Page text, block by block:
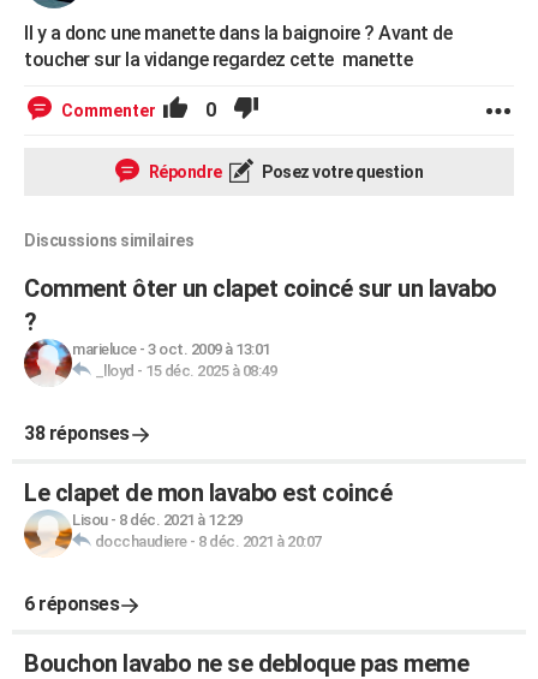
Il y a donc une manette dans la baignoire ? Avant de
toucher sur la vidange regardez cette manette
Commenter 0
Répondre Posez votre question
Discussions similaires
Comment ôter un clapet coincé sur un lavabo
?
marieluce- 3 oct. 2009 à 13:01
_lloyd - 15 déc. 2025 à 08:49
38 réponses
Le clapet de mon lavabo est coincé
Lisou- 8 déc. 2021 à 12:29
docchaudiere- 8 déc. 2021 à 20:07
6 réponses
Bouchon lavabo ne se debloque pas meme